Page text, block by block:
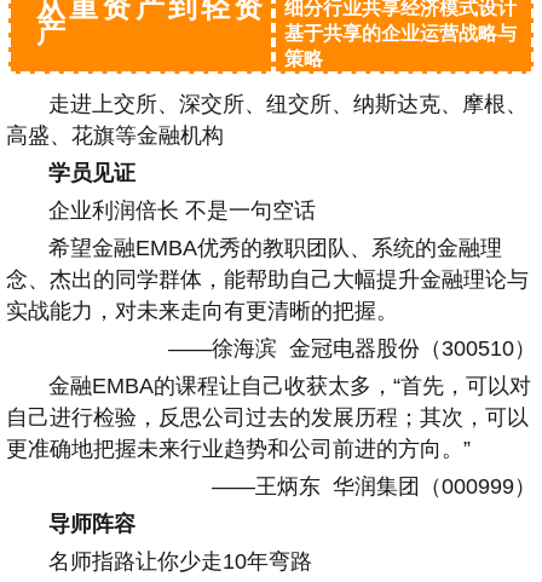
从重资产到轻资
产
细分行业共享经济模式设计
基于共享的企业运营战略与
策略
走进上交所、深交所、纽交所、纳斯达克、摩根、
高盛、花旗等金融机构
学员见证
企业利润倍长 不是一句空话
希望金融EMBA优秀的教职团队、系统的金融理
念、杰出的同学群体，能帮助自己大幅提升金融理论与
实战能力，对未来走向有更清晰的把握。
——徐海滨 金冠电器股份（300510）
金融EMBA的课程让自己收获太多，“首先，可以对
自己进行检验，反思公司过去的发展历程；其次，可以
更准确地把握未来行业趋势和公司前进的方向。”
——王炳东 华润集团（000999）
导师阵容
名师指路让你少走10年弯路